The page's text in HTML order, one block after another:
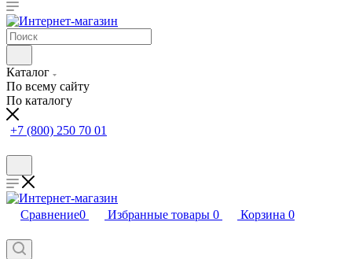
Каталог
По всему сайту
По каталогу
+7 (800) 250 70 01
Сравнение0 Избранные товары 0 Корзина 0